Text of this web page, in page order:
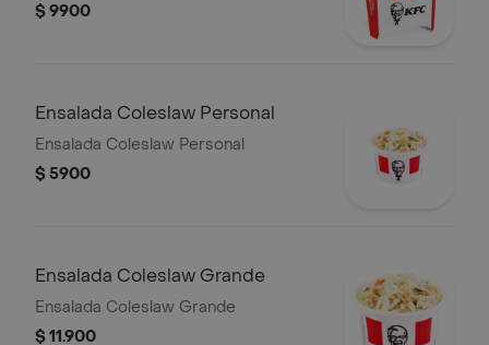
$ 9900
Ensalada Coleslaw Personal
Ensalada Coleslaw Personal
$ 5900
Ensalada Coleslaw Grande
Ensalada Coleslaw Grande
$ 11.900